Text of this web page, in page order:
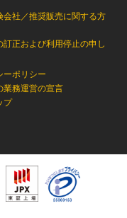
会社／推奨販売に関する方
訂正および利用停止の申し
ーポリシー
業務運営の宣言
プ